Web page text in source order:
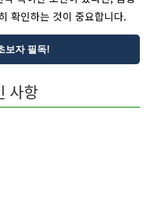
확인하는 것이 중요합니다.
보자 필독!
사항